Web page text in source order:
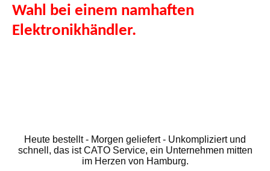
Wahl bei einem namhaften
Elektronikhändler.
Heute bestellt - Morgen geliefert - Unkompliziert und
schnell, das ist CATO Service, ein Unternehmen mitten
im Herzen von Hamburg.